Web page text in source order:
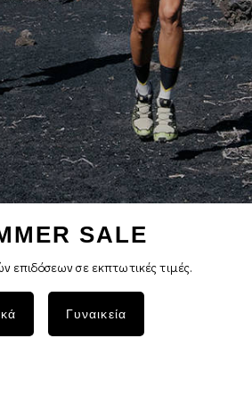
SALE
επιδόσεων σε εκπτωτικές τιμές.
Γυναικεία